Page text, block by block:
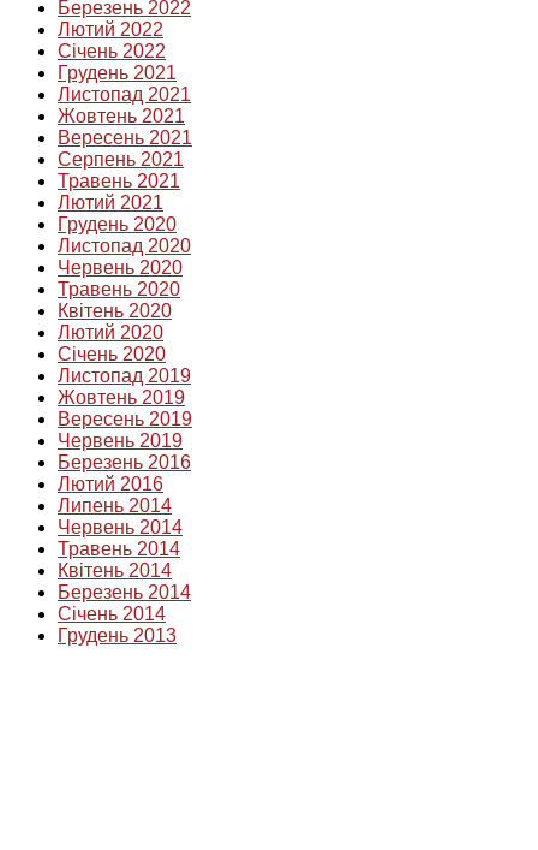
Березень 2022
Лютий 2022
Січень 2022
Грудень 2021
Листопад 2021
Жовтень 2021
Вересень 2021
Серпень 2021
Травень 2021
Лютий 2021
Грудень 2020
Листопад 2020
Червень 2020
Травень 2020
Квітень 2020
Лютий 2020
Січень 2020
Листопад 2019
Жовтень 2019
Вересень 2019
Червень 2019
Березень 2016
Лютий 2016
Липень 2014
Червень 2014
Травень 2014
Квітень 2014
Березень 2014
Січень 2014
Грудень 2013